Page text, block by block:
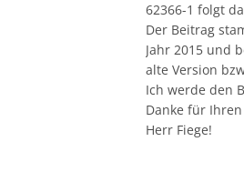
62366-1 folgt
Der Beitrag
Jahr 2015 und
alte Version
Ich werde den
Danke für
Herr Fiege!